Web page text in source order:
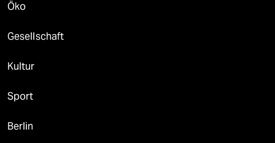
Öko
Gesellschaft
Kultur
Sport
Berlin